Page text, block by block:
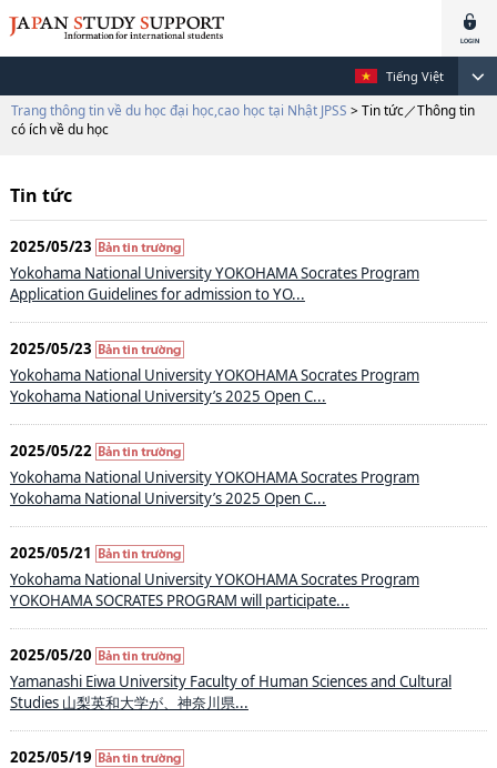
Tiếng Việt
Trang thông tin về du học đại học,cao học tại Nhật JPSS > Tin tức／Thông tin
có ích về du học
Tin tức
2025/05/23
Yokohama National University YOKOHAMA Socrates Program
Application Guidelines for admission to YO...
2025/05/23
Yokohama National University YOKOHAMA Socrates Program
Yokohama National University’s 2025 Open C...
2025/05/22
Yokohama National University YOKOHAMA Socrates Program
Yokohama National University’s 2025 Open C...
2025/05/21
Yokohama National University YOKOHAMA Socrates Program
YOKOHAMA SOCRATES PROGRAM will participate...
2025/05/20
Yamanashi Eiwa University Faculty of Human Sciences and Cultural
Studies 山梨英和大学が、神奈川県...
2025/05/19